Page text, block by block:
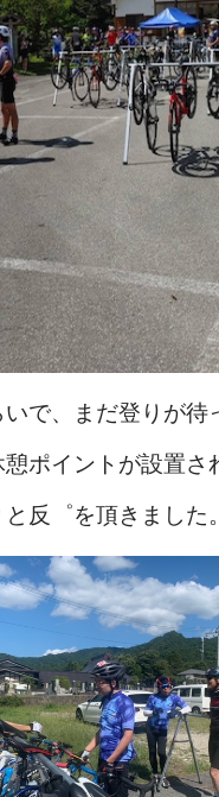
で、まだ登りが待
ポイントが設置さ
反゜を頂きまし